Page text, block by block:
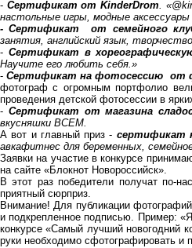
- Сертификат от KinderDrom. «
настольные игры, модные
- Сертификат от семейного
занятия, английский язык,
- Сертификат в
Научите его любить себя.»
-Сертификат на фотосессию от
фотограф с огромным портфолио
проведения детской фотосессии в
- Сертификат от магазина
вкусняшки ВСЕМ.
А вот и главный приз - сертификат
авкафитнес для беременных,
Заявки на участие в конкурсе
на сайте «Блокнот Новороссийск».
В этот раз победители получат по-
приятный сюрприз.
Внимание! Для публикации
и подкрепленное подписью. Пример:
конкурсе «Самый лучший новогодний
руки необходимо сфотографировать и